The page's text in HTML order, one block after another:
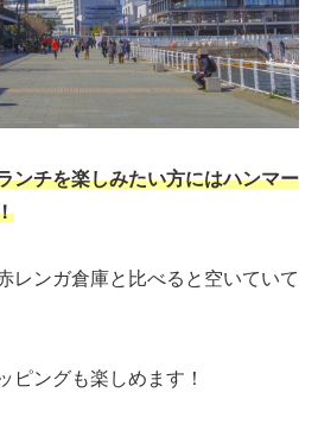
ンチを楽しみたい方にはハンマー
レンガ倉庫と比べると空いていて
ピングも楽しめます！